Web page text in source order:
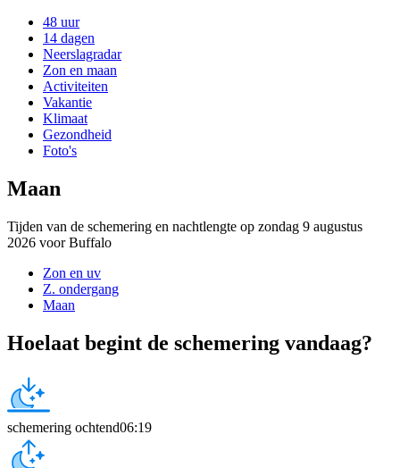
48 uur
14 dagen
Neerslagradar
Zon en maan
Activiteiten
Vakantie
Klimaat
Gezondheid
Foto's
Maan
Tijden van de schemering en nachtlengte op zondag 9 augustus
2026 voor Buffalo
Zon en uv
Z. ondergang
Maan
Hoelaat begint de schemering vandaag?
schemering ochtend06:19